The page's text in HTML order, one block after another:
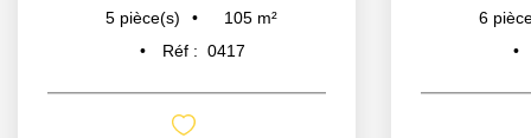
5 pièce(s) 105 m²
Réf : 0417
6